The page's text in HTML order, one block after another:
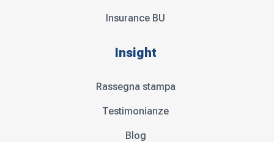
Insurance BU
Insight
Rassegna stampa
Testimonianze
Blog